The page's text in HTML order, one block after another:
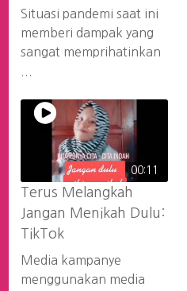
Situasi pandemi saat ini
memberi dampak yang
sangat memprihatinkan
00:11
Terus Melangkah
Jangan Menikah Dulu:
TikTok
Media kampanye
menggunakan media